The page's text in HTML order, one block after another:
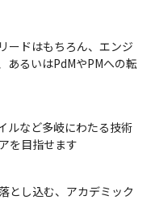
ードはもちろん、エンジ
あるいはPdMやPMへの転
ルなど多岐にわたる技術
を目指せます
とし込む、アカデミック